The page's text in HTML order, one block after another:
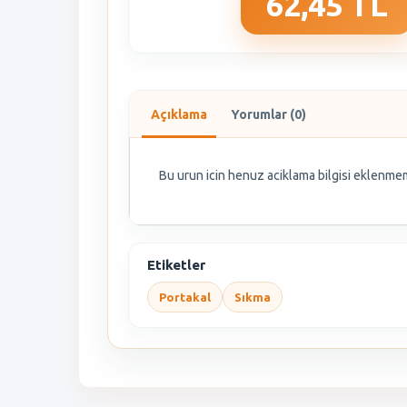
Açıklama Yorumlar (0)
Bu urun icin henuz aciklama bilgisi
Etiketler
Portakal Sıkma